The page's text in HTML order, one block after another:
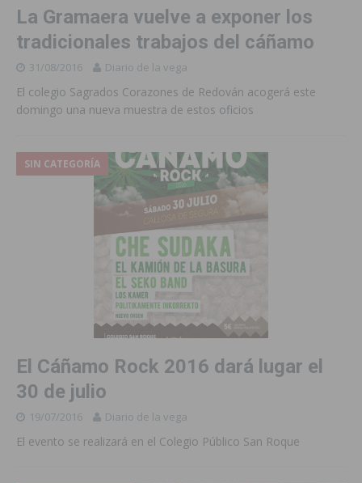
La Gramaera vuelve a exponer los
tradicionales trabajos del cáñamo
31/08/2016 Diario de la vega
El colegio Sagrados Corazones de Redován acogerá este
domingo una nueva muestra de estos oficios
SIN CATEGORÍA
El Cáñamo Rock 2016 dará lugar el
30 de julio
19/07/2016 Diario de la vega
El evento se realizará en el Colegio Público San Roque